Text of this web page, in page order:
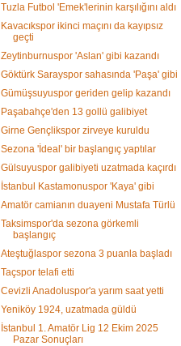
Tuzla Futbol 'Emek'lerinin karşılığını aldı
Kavacıkspor ikinci maçını da kayıpsız
geçti
Zeytinburnuspor 'Aslan' gibi kazandı
Göktürk Sarayspor sahasında 'Paşa' gibi
Gümüşsuyuspor geriden gelip kazandı
Paşabahçe'den 13 gollü galibiyet
Girne Gençlikspor zirveye kuruldu
Sezona 'İdeal' bir başlangıç yaptılar
Gülsuyuspor galibiyeti uzatmada kaçırdı
İstanbul Kastamonuspor 'Kaya' gibi
Amatör camianın duayeni Mustafa Türlü
Taksimspor'da sezona görkemli
başlangıç
Ateştuğlaspor sezona 3 puanla başladı
Taçspor telafi etti
Cevizli Anadoluspor'a yarım saat yetti
Yeniköy 1924, uzatmada güldü
İstanbul 1. Amatör Lig 12 Ekim 2025
Pazar Sonuçları